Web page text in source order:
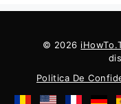
© 2026
Politica De